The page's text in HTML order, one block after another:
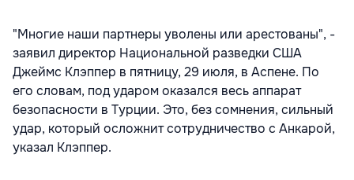
"Многие наши партнеры уволены или арестованы", -
заявил директор Национальной разведки США
Джеймс Клэппер в пятницу, 29 июля, в Аспене. По
его словам, под ударом оказался весь аппарат
безопасности в Турции. Это, без сомнения, сильный
удар, который осложнит сотрудничество с Анкарой,
указал Клэппер.